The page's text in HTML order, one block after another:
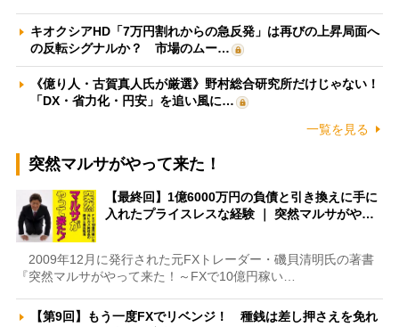
キオクシアHD「7万円割れからの急反発」は再びの上昇局面へ
の反転シグナルか？ 市場のムー…
《億り人・古賀真人氏が厳選》野村総合研究所だけじゃない！
「DX・省力化・円安」を追い風に…
一覧を見る
突然マルサがやって来た！
【最終回】1億6000万円の負債と引き換えに手に
入れたプライスレスな経験 ｜ 突然マルサがや…
2009年12月に発行された元FXトレーダー・磯貝清明氏の著書
『突然マルサがやって来た！～FXで10億円稼い…
【第9回】もう一度FXでリベンジ！ 種銭は差し押さえを免れ